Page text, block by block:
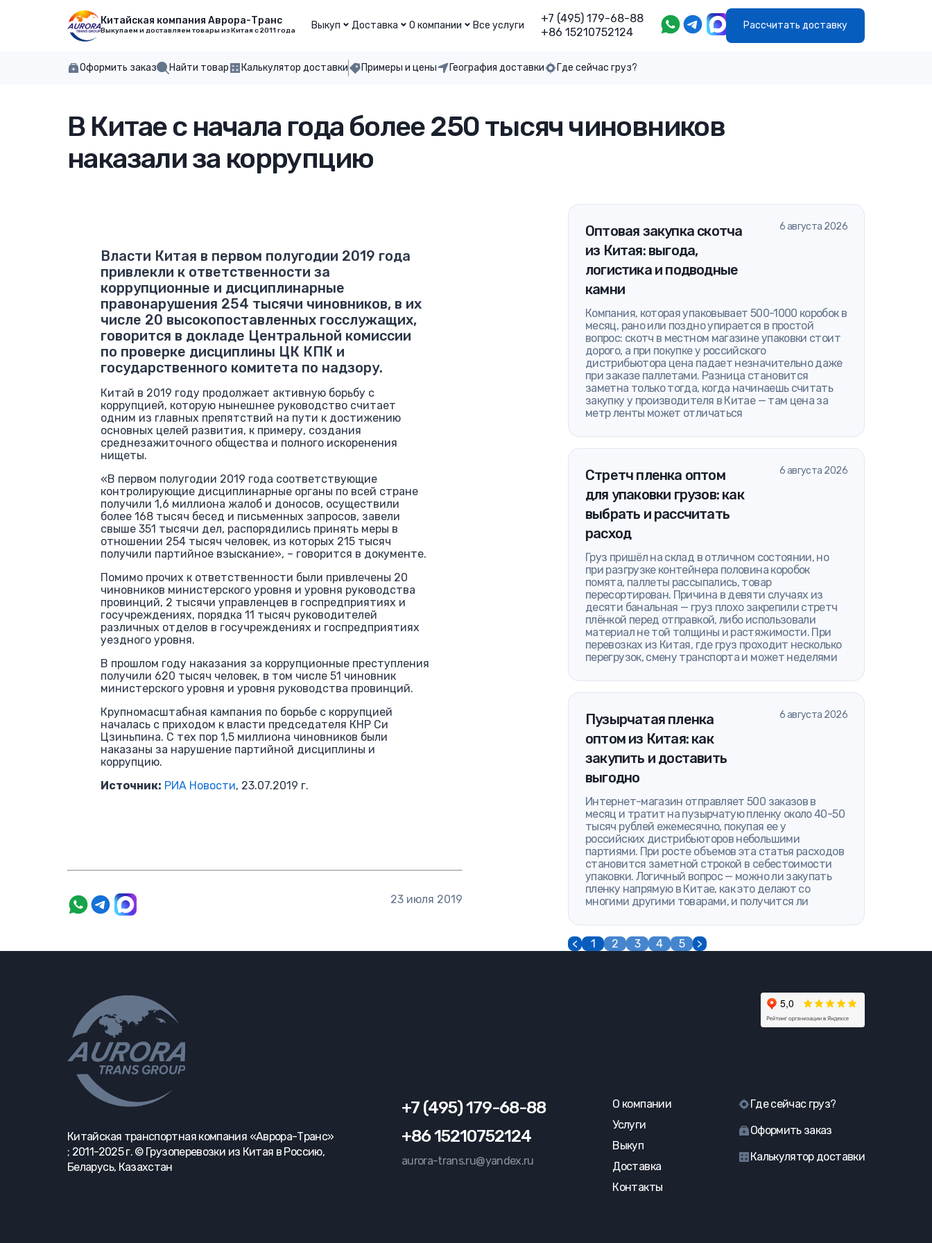
Китайская компания Аврора-Транс
Выкупаем и доставляем товары из Китая с 2011 года Выкуп Доставка О компании Все услуги
+7 (495) 179-68-88
+86 15210752124
Рассчитать доставку
Оформить заказ Найти товар Калькулятор доставки Примеры и цены География доставки Где сейчас груз?
В Китае с начала года более 250 тысяч чиновников
наказали за коррупцию
Власти Китая в первом полугодии 2019 года
привлекли к ответственности за
коррупционные и дисциплинарные
правонарушения 254 тысячи чиновников, в их
числе 20 высокопоставленных госслужащих,
говорится в докладе Центральной комиссии
по проверке дисциплины ЦК КПК и
государственного комитета по надзору.
Китай в 2019 году продолжает активную борьбу с
коррупцией, которую нынешнее руководство считает
одним из главных препятствий на пути к достижению
основных целей развития, к примеру, создания
среднезажиточного общества и полного искоренения
нищеты.
«В первом полугодии 2019 года соответствующие
контролирующие дисциплинарные органы по всей стране
получили 1,6 миллиона жалоб и доносов, осуществили
более 168 тысяч бесед и письменных запросов, завели
свыше 351 тысячи дел, распорядились принять меры в
отношении 254 тысяч человек, из которых 215 тысяч
получили партийное взыскание», – говорится в документе.
Помимо прочих к ответственности были привлечены 20
чиновников министерского уровня и уровня руководства
провинций, 2 тысячи управленцев в госпредприятиях и
госучреждениях, порядка 11 тысяч руководителей
различных отделов в госучреждениях и госпредприятиях
уездного уровня.
В прошлом году наказания за коррупционные преступления
получили 620 тысяч человек, в том числе 51 чиновник
министерского уровня и уровня руководства провинций.
Крупномасштабная кампания по борьбе с коррупцией
началась с приходом к власти председателя КНР Си
Цзиньпина. С тех пор 1,5 миллиона чиновников были
наказаны за нарушение партийной дисциплины и
коррупцию.
Источник: РИА Новости, 23.07.2019 г.
23 июля 2019
Оптовая закупка скотча
из Китая: выгода,
логистика и подводные
камни
6 августа 2026
Компания, которая упаковывает 500-1000 коробок в
месяц, рано или поздно упирается в простой
вопрос: скотч в местном магазине упаковки стоит
дорого, а при покупке у российского
дистрибьютора цена падает незначительно даже
при заказе паллетами. Разница становится
заметна только тогда, когда начинаешь считать
закупку у производителя в Китае — там цена за
метр ленты может отличаться
Стретч пленка оптом
для упаковки грузов: как
выбрать и рассчитать
расход
6 августа 2026
Груз пришёл на склад в отличном состоянии, но
при разгрузке контейнера половина коробок
помята, паллеты рассыпались, товар
пересортирован. Причина в девяти случаях из
десяти банальная — груз плохо закрепили стретч
плёнкой перед отправкой, либо использовали
материал не той толщины и растяжимости. При
перевозках из Китая, где груз проходит несколько
перегрузок, смену транспорта и может неделями
Пузырчатая пленка
оптом из Китая: как
закупить и доставить
выгодно
6 августа 2026
Интернет-магазин отправляет 500 заказов в
месяц и тратит на пузырчатую пленку около 40-50
тысяч рублей ежемесячно, покупая ее у
российских дистрибьюторов небольшими
партиями. При росте объемов эта статья расходов
становится заметной строкой в себестоимости
упаковки. Логичный вопрос — можно ли закупать
пленку напрямую в Китае, как это делают со
многими другими товарами, и получится ли
< 1 2 3 4 5 >
Китайская транспортная компания «Аврора-Транс»
; 2011-2025 г. © Грузоперевозки из Китая в Россию,
Беларусь, Казахстан
+7 (495) 179-68-88
+86 15210752124
aurora-trans.ru@yandex.ru
О компании
Услуги
Выкуп
Доставка
Контакты
Где сейчас груз?
Оформить заказ
Калькулятор доставки